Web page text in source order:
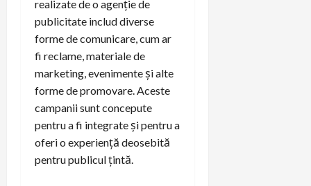
realizate de o agenție de
publicitate includ diverse
forme de comunicare, cum ar
fi reclame, materiale de
marketing, evenimente și alte
forme de promovare. Aceste
campanii sunt concepute
pentru a fi integrate și pentru a
oferi o experiență deosebită
pentru publicul țintă.